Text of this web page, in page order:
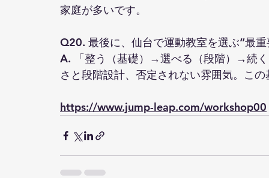
家庭が多いです。
Q20. 最後に、仙台で運動教室を選ぶ“最
A. 「整う（基礎）→選べる（段階）→続
さと段階設計、否定されない雰囲気。こ
https://www.jump-leap.com/workshop00